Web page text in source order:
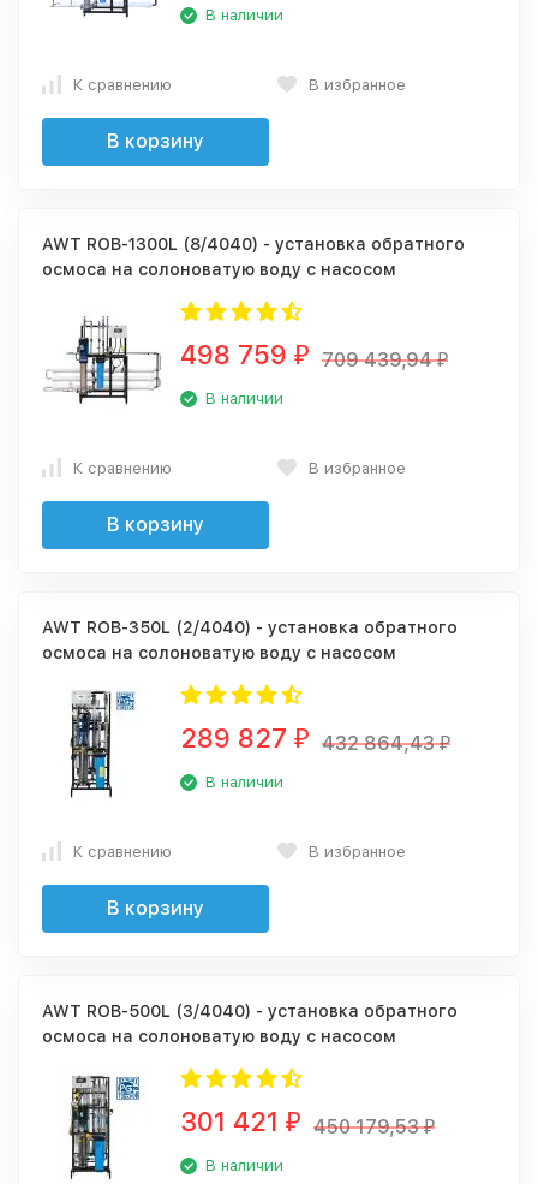
В наличии
К сравнению В избранное
В корзину
AWT ROB-1300L (8/4040) - установка обратного
осмоса на солоноватую воду с насосом
498 759 ₽ 709 439,94 ₽
В наличии
К сравнению В избранное
В корзину
AWT ROB-350L (2/4040) - установка обратного
осмоса на солоноватую воду с насосом
289 827 ₽ 432 864,43 ₽
В наличии
К сравнению В избранное
В корзину
AWT ROB-500L (3/4040) - установка обратного
осмоса на солоноватую воду с насосом
301 421 ₽ 450 179,53 ₽
В наличии